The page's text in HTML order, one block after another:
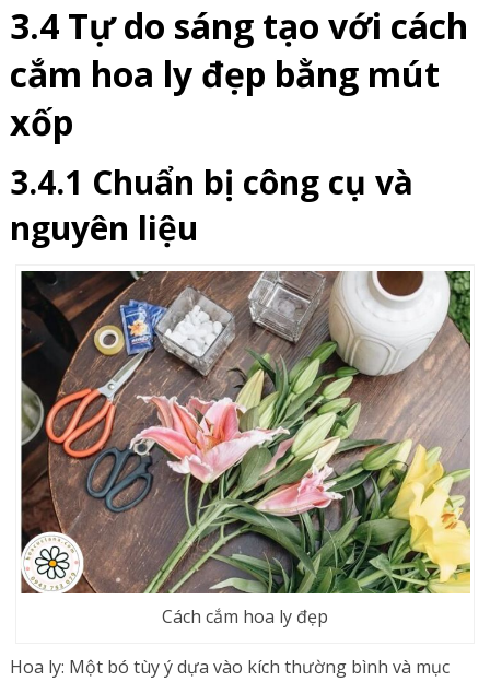
3.4 Tự do sáng tạo với cách
cắm hoa ly đẹp bằng mút
xốp
3.4.1 Chuẩn bị công cụ và
nguyên liệu
Cách cắm hoa ly đẹp
Hoa ly: Một bó tùy ý dựa vào kích thường bình và mục